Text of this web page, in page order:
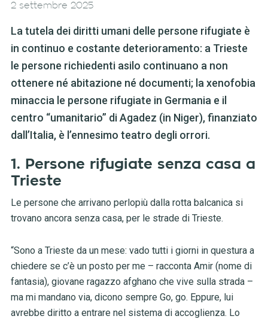
2 settembre 2025
La tutela dei diritti umani delle persone rifugiate è
in continuo e costante deterioramento: a Trieste
le persone richiedenti asilo continuano a non
ottenere né abitazione né documenti; la xenofobia
minaccia le persone rifugiate in Germania e il
centro “umanitario” di Agadez (in Niger), finanziato
dall’Italia, è l’ennesimo teatro degli orrori.
1. Persone rifugiate senza casa a
Trieste
Le persone che arrivano perlopiù dalla rotta balcanica si
trovano ancora senza casa, per le strade di Trieste.
“Sono a Trieste da un mese: vado tutti i giorni in questura a
chiedere se c’è un posto per me – racconta Amir (nome di
fantasia), giovane ragazzo afghano che vive sulla strada –
ma mi mandano via, dicono sempre Go, go. Eppure, lui
avrebbe diritto a entrare nel sistema di accoglienza. Lo